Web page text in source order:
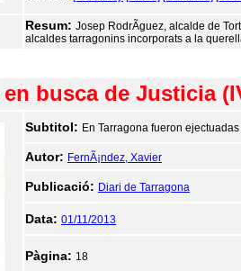
Resum: Josep RodrÃ­guez, alcalde de
alcaldes tarragonins incorporats a la
busca de Justicia
Subtitol: En Tarragona fueron
Autor: FernÃ¡ndez, Xavier
Publicació: Diari de Tarragona
Data: 01/11/2013
Pàgina: 18